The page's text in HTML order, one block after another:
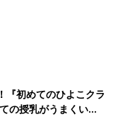
『初めてのひよこクラ
の授乳がうまくい
夏のトラブル 解決テ